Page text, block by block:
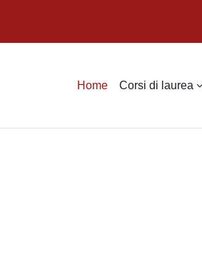
Home Corsi di laurea